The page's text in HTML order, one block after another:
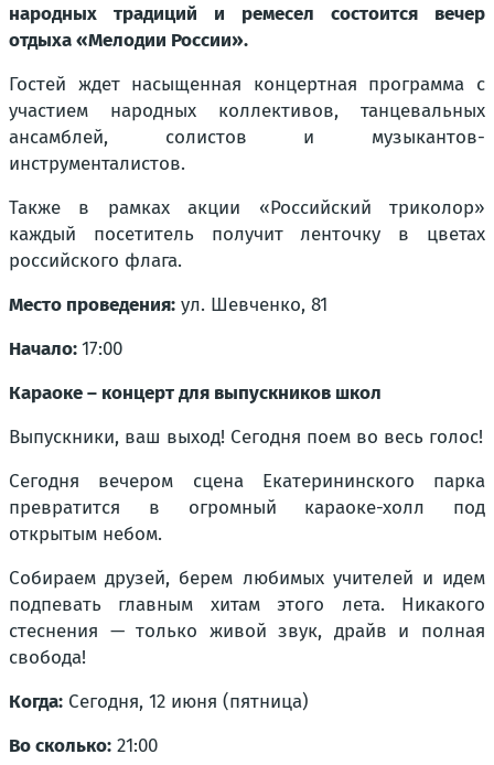
народных традиций и ремесел состоится вечер
отдыха «Мелодии России».
Гостей ждет насыщенная концертная программа с
участием народных коллективов, танцевальных
ансамблей, солистов и музыкантов-
инструменталистов.
Также в рамках акции «Российский триколор»
каждый посетитель получит ленточку в цветах
российского флага.
Место проведения: ул. Шевченко, 81
Начало:17:00
Караоке – концерт для выпускников школ
Выпускники, ваш выход! Сегодня поем во весь голос!
Сегодня вечером сцена Екатерининского парка
превратится в огромный караоке-холл под
открытым небом.
Собираем друзей, берем любимых учителей и идем
подпевать главным хитам этого лета. Никакого
стеснения — только живой звук, драйв и полная
свобода!
Когда: Сегодня, 12 июня (пятница)
Во сколько: 21:00